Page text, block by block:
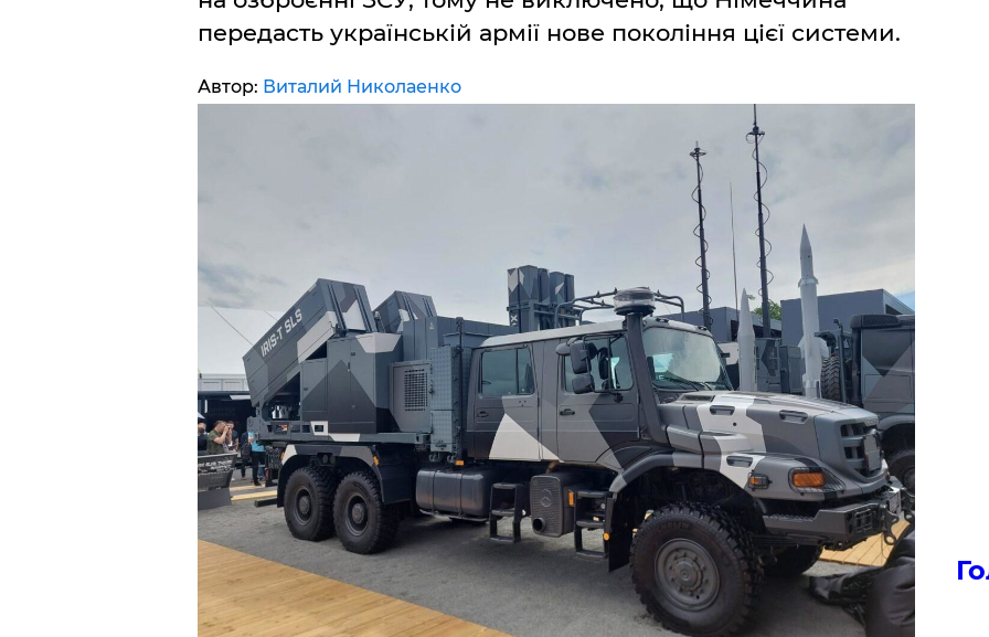
передасть українській армії нове покоління цієї системи.
Автор: Виталий Николаенко